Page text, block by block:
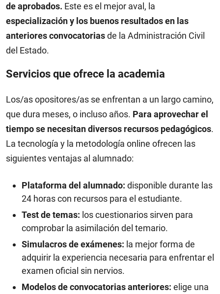
de aprobados. Este es el mejor aval, la
especialización y los buenos resultados en las
anteriores convocatoriasde la Administración Civil
del Estado.
Servicios que ofrece la academia
Los/as opositores/as se enfrentan a un largo camino,
que dura meses, o incluso años. Para aprovechar el
tiempo se necesitan diversos recursos pedagógicos.
La tecnología y la metodología online ofrecen las
siguientes ventajas al alumnado:
Plataforma del alumnado: disponible durante las
24 horas con recursos para el estudiante.
Test de temas: los cuestionarios sirven para
comprobar la asimilación del temario.
Simulacros de exámenes: la mejor forma de
adquirir la experiencia necesaria para enfrentar el
examen oficial sin nervios.
Modelos de convocatorias anteriores: elige una